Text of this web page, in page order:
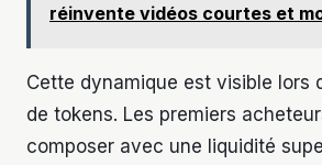
réinvente vidéos courtes et
Cette dynamique est visible lors
de tokens. Les premiers
composer avec une liquidité